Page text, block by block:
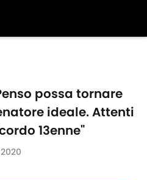
possa tornare
ideale. Attenti
13enne"